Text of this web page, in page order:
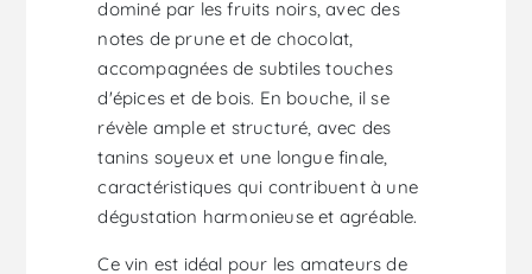
dominé par les fruits noirs, avec des
notes de prune et de chocolat,
accompagnées de subtiles touches
d'épices et de bois. En bouche, il se
révèle ample et structuré, avec des
tanins soyeux et une longue finale,
caractéristiques qui contribuent à une
dégustation harmonieuse et agréable.
Ce vin est idéal pour les amateurs de